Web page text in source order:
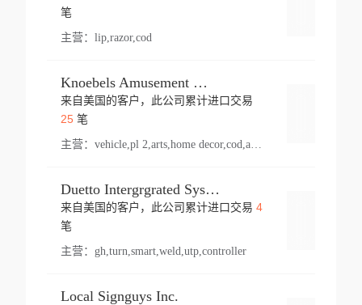
笔
主营： lip,razor,cod
Knoebels Amusement Resort
来自美国的客户，此公司累计进口交易
25笔
主营： vehicle,pl 2,arts,home decor,cod,amusement ride,sea
Duetto Intergrgrated Systems Inc.
来自美国的客户，此公司累计进口交易 4
笔
主营： gh,turn,smart,weld,utp,controller
Local Signguys Inc.